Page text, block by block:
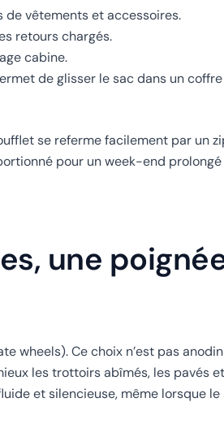
de vêtements et accessoires.
retours chargés.
cabine.
de glisser le sac dans un
se referme facilement par un
pour un week-end prolongé
une
wheels). Ce choix n’est pas
les trottoirs abîmés, les pavés
et silencieuse, même lorsque